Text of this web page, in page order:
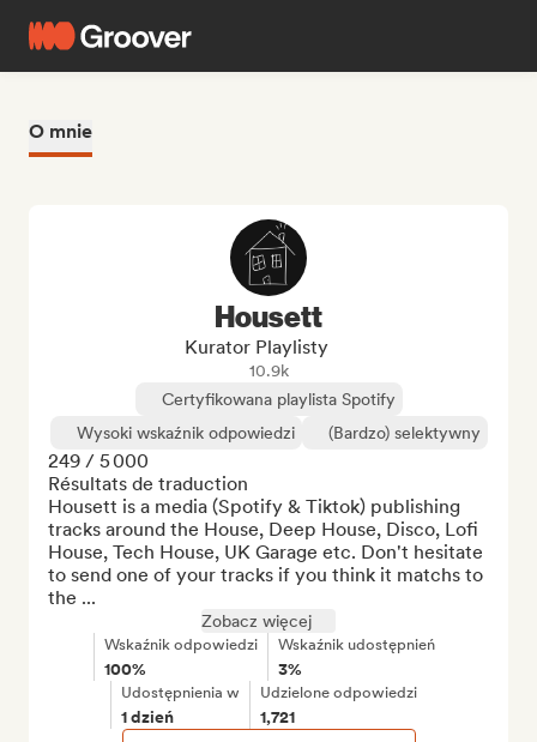
O mnie
Housett
Kurator Playlisty
10.9k
Certyfikowana playlista Spotify
Wysoki wskaźnik odpowiedzi
(Bardzo) selektywny
249 / 5 000
Résultats de traduction
Housett is a media (Spotify & Tiktok) publishing
tracks around the House, Deep House, Disco, Lofi
House, Tech House, UK Garage etc. Don't hesitate
to send one of your tracks if you think it matchs to
the ...
Zobacz więcej
Wskaźnik odpowiedzi
100%
Wskaźnik udostępnień
3%
Udostępnienia w
1 dzień
Udzielone odpowiedzi
1,721